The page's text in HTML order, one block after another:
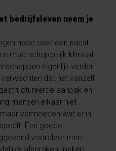
bedrijfsleven neem je
nooit over een nacht
maatschappelijk klimaat
eigenlijk verder
dat het vanzelf
aanpak en
mensen elkaar niet
vermoeden wat er in
Een goede
vooraleer men
afspraken maken,